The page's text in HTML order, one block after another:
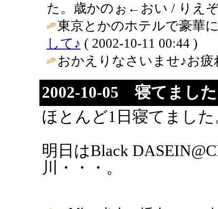
た。歳かのぉ←おい / りえぞ
東京とかのホテルで豪華
して♪ ( 2002-10-11 00:44 )
おかえりなさいませ♪お
2002-10-05 寝てまし
ほとんど1日寝てまし
明日はBlack
川・・・。